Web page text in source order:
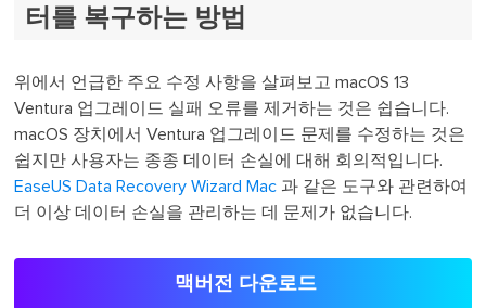
터를 복구하는 방법
위에서 언급한 주요 수정 사항을 살펴보고 macOS 13
Ventura 업그레이드 실패 오류를 제거하는 것은 쉽습니다.
macOS 장치에서 Ventura 업그레이드 문제를 수정하는 것은
쉽지만 사용자는 종종 데이터 손실에 대해 회의적입니다.
EaseUS Data Recovery Wizard Mac 과 같은 도구와 관련하여
더 이상 데이터 손실을 관리하는 데 문제가 없습니다.
맥버전 다운로드